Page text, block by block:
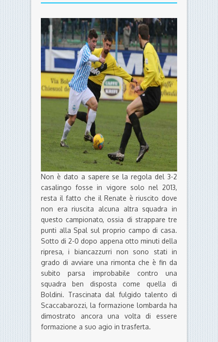
Non è dato a sapere se la regola del 3-2
casalingo fosse in vigore solo nel 2013,
resta il fatto che il Renate è riuscito dove
non era riuscita alcuna altra squadra in
questo campionato, ossia di strappare tre
punti alla Spal sul proprio campo di casa.
Sotto di 2-0 dopo appena otto minuti della
ripresa, i biancazzurri non sono stati in
grado di avviare una rimonta che è fin da
subito parsa improbabile contro una
squadra ben disposta come quella di
Boldini. Trascinata dal fulgido talento di
Scaccabarozzi, la formazione lombarda ha
dimostrato ancora una volta di essere
formazione a suo agio in trasferta.